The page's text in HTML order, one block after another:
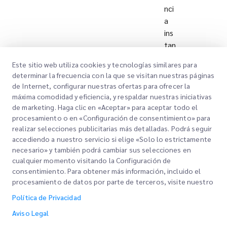
nci
a
ins
tan
ea
a
tra
vé
s
de
nu
est
ros
ser
Este sitio web utiliza cookies y tecnologías similares para
determinar la frecuencia con la que se visitan nuestras páginas
de Internet, configurar nuestras ofertas para ofrecer la
máxima comodidad y eficiencia, y respaldar nuestras iniciativas
de marketing. Haga clic en «Aceptar» para aceptar todo el
procesamiento o en «Configuración de consentimiento» para
realizar selecciones publicitarias más detalladas. Podrá seguir
accediendo a nuestro servicio si elige «Solo lo estrictamente
necesario» y también podrá cambiar sus selecciones en
cualquier momento visitando la Configuración de
consentimiento. Para obtener más información, incluido el
procesamiento de datos por parte de terceros, visite nuestro
Política de Privacidad
Aviso Legal